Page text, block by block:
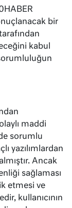
bir
kabul
maddi
sorumlu
yazılımlardan
Ancak
sağlaması
etmesi ve
kullanıcının